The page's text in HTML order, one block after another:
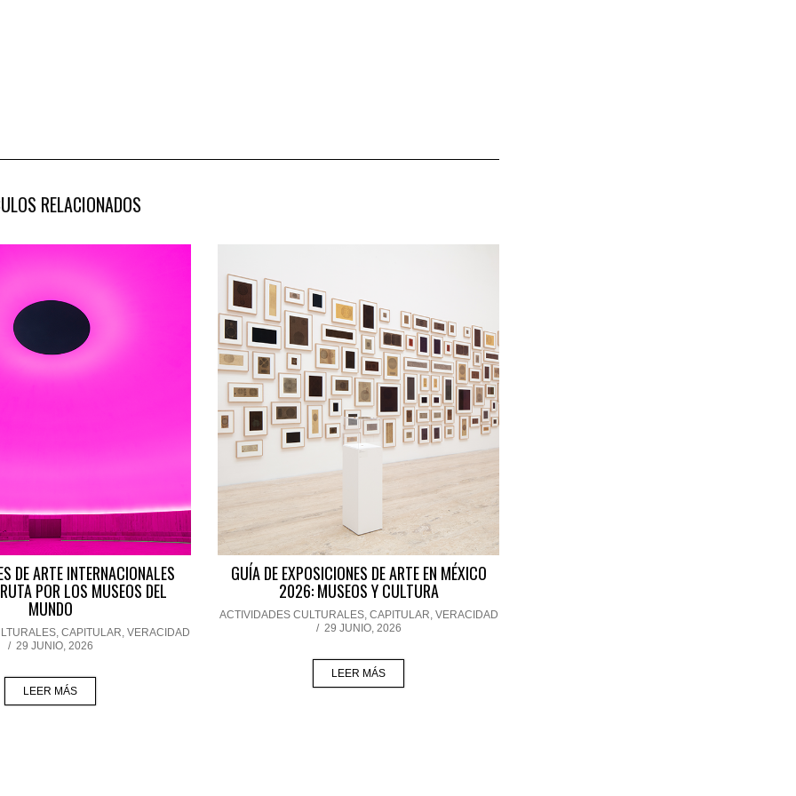
RELACIONADOS
DE ARTE INTERNACIONALES
POR LOS MUSEOS DEL
MUNDO
, CAPITULAR VERACIDAD
/ 29 JUNIO, 2026
LEER MÁS
GUÍA DE EXPOSICIONES DE ARTE EN MÉXICO
2026: MUSEOS Y CULTURA
ACTIVIDADES CULTURALES, CAPITULAR VERACIDAD
/ 29 JUNIO, 2026
LEER MÁS